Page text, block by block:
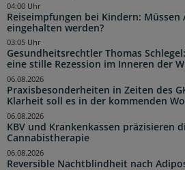
Reiseimpfungen bei Kindern: Müssen
eingehalten werden?
04:00 Uhr
Gesundheitsrechtler Thomas
eine stille Rezession im Inneren der
03:05 Uhr
Praxisbesonderheiten in Zeiten des
Klarheit soll es in der kommenden
06.08.2026
KBV und Krankenkassen präzisieren
Cannabistherapie
06.08.2026
Reversible Nachtblindheit nach
06.08.2026